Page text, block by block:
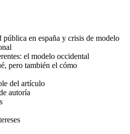
pública en españa y crisis de modelo
el modelo occidental
pero también el cómo
del artículo
autoría